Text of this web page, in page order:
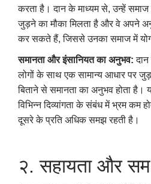
करता है। दान के माध्यम से, उन्हें
जुड़ने का मौका मिलता है और वे अपने
कर सकते हैं, जिससे उनका समाज में
समानता और इंसानियत का अनुभव: दान
लोगों के साथ एक सामान्य आधार पर
बिताने से समानता का अनुभव होता है।
विभिन्न दिव्यांगता के संबंध में भ्रम कम
दूसरे के प्रति अधिक समझ रहती है।
२. सहायता और